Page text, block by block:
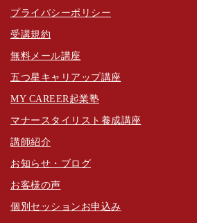
プライバシーポリシー
受講規約
無料メール講座
五つ星キャリアップ講座
MY CAREER起業塾
マナースタイリスト養成講座
講師紹介
お知らせ・ブログ
お客様の声
個別セッションお申込み